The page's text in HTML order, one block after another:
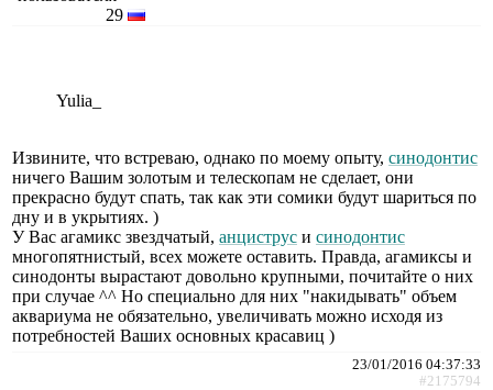
29
Yulia_
Извините, что встреваю, однако по моему опыту, синодонтис
ничего Вашим золотым и телескопам не сделает, они
прекрасно будут спать, так как эти сомики будут шариться по
дну и в укрытиях. )
У Вас агамикс звездчатый, анциструс и синодонтис
многопятнистый, всех можете оставить. Правда, агамиксы и
синодонты вырастают довольно крупными, почитайте о них
при случае ^^ Но специально для них "накидывать" объем
аквариума не обязательно, увеличивать можно исходя из
потребностей Ваших основных красавиц )
23/01/2016 04:37:33
#2175794